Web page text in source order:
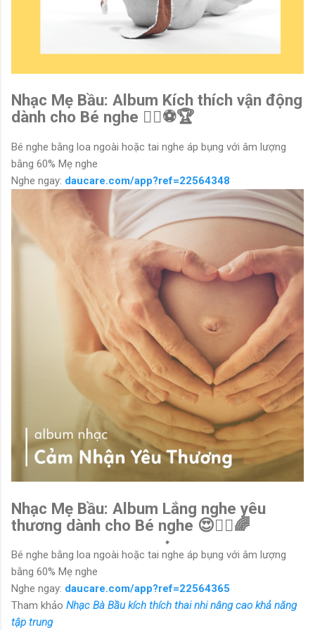
Nhạc Mẹ Bầu: Album Kích thích vận động
dành cho Bé nghe 🤹‍♂️⚽️🏆
Bé nghe bằng loa ngoài hoặc tai nghe áp bụng với âm lượng
bằng 60% Mẹ nghe
Nghe ngay: daucare.com/app?ref=22564348
Nhạc Mẹ Bầu: Album Lắng nghe yêu
thương dành cho Bé nghe 😍🙆‍♀️🌈
Bé nghe bằng loa ngoài hoặc tai nghe áp bụng với âm lượng
bằng 60% Mẹ nghe
Nghe ngay: daucare.com/app?ref=22564365
Tham khảo Nhạc Bà Bầu kích thích thai nhi nâng cao khả năng
tập trung